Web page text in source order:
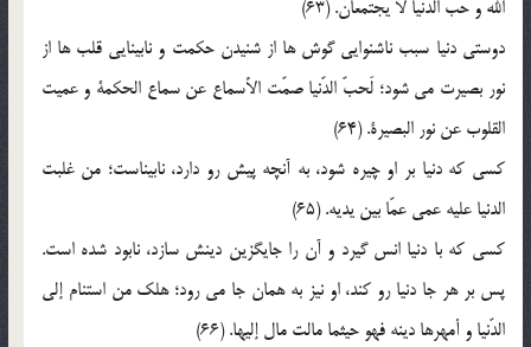
الله و حبّ الدنيا لا يجتمعان. (63)
دوستي دنيا سبب ناشنوايي گوش ها از شنيدن حکمت و نابينايي قلب ها از
نور بصيرت مي شود؛ لَحبّ الدّنيا صمّت الأسماع عن سماع الحکمة و عميت
القلوب عن نور البصيرة. (64)
کسي که دنيا بر او چيره شود، به آنچه پيش رو دارد، نابيناست؛ من غلبت
الدنيا عليه عمي عمّا بين يديه. (65)
کسي که با دنيا انس گيرد و آن را جايگزين دينش سازد، نابود شده است.
پس بر هر جا دنيا رو کند، او نيز به همان جا مي رود؛ هلک من استنام إلي
الدّنيا و أمهرها دينه فهو حيثما مالت مال إليها. (66)